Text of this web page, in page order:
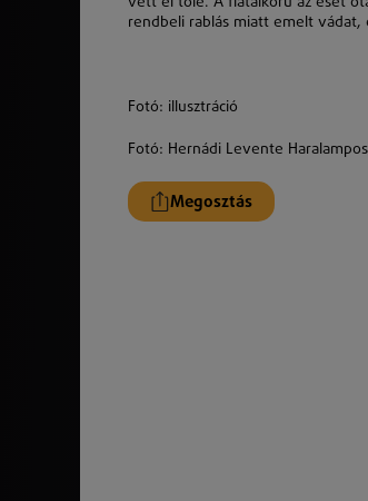
rendbeli rablás miatt emelt
Fotó: illusztráció
Fotó: Hernádi Levente
Megosztás